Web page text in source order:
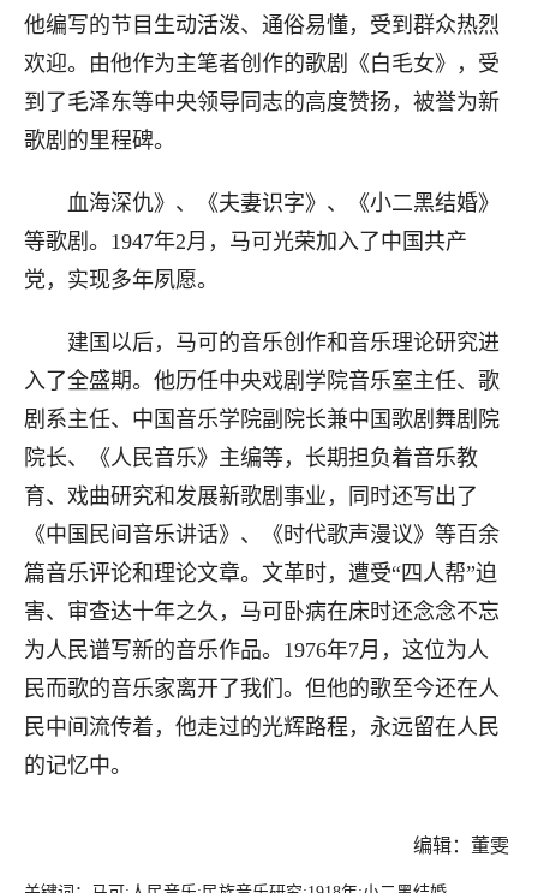
他编写的节目生动活泼、通俗易懂，受到群众热烈
欢迎。由他作为主笔者创作的歌剧《白毛女》，受
到了毛泽东等中央领导同志的高度赞扬，被誉为新
歌剧的里程碑。
血海深仇》、《夫妻识字》、《小二黑结婚》
等歌剧。1947年2月，马可光荣加入了中国共产
党，实现多年夙愿。
建国以后，马可的音乐创作和音乐理论研究进
入了全盛期。他历任中央戏剧学院音乐室主任、歌
剧系主任、中国音乐学院副院长兼中国歌剧舞剧院
院长、《人民音乐》主编等，长期担负着音乐教
育、戏曲研究和发展新歌剧事业，同时还写出了
《中国民间音乐讲话》、《时代歌声漫议》等百余
篇音乐评论和理论文章。文革时，遭受“四人帮”迫
害、审查达十年之久，马可卧病在床时还念念不忘
为人民谱写新的音乐作品。1976年7月，这位为人
民而歌的音乐家离开了我们。但他的歌至今还在人
民中间流传着，他走过的光辉路程，永远留在人民
的记忆中。
编辑：董雯